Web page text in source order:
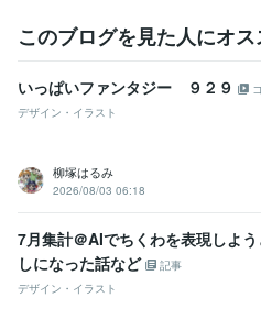
このブログを見た人にオス
いっぱいファンタジー ９２９
デザイン・イラスト
柳塚はるみ
2026/08/03 06:18
7月集計＠AIでちくわを表現しよ
しになった話など
記事
デザイン・イラスト